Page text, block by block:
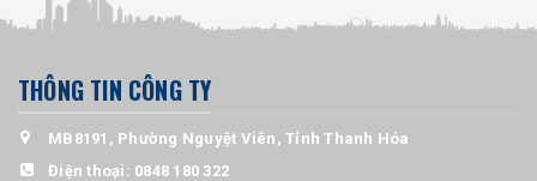
THÔNG TIN CÔNG TY
MB8191, Phường Nguyệt Viên, Tỉnh Thanh Hóa
Điện thoại: 0848 180 322